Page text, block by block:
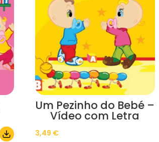
Um Pezinho do Bebé –
Vídeo com Letra
3,49 €